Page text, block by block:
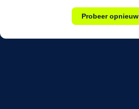
Probeer opnieuw